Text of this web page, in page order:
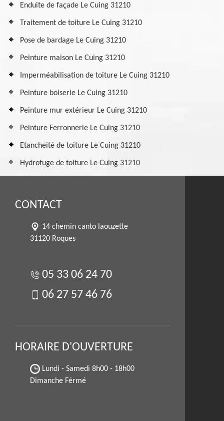
Enduite de façade Le Cuing 31210
Traitement de toiture Le Cuing 31210
Pose de bardage Le Cuing 31210
Peinture maison Le Cuing 31210
Imperméabilisation de toiture Le Cuing 31210
Peinture boiserie Le Cuing 31210
Peinture mur extérieur Le Cuing 31210
Peinture Ferronnerie Le Cuing 31210
Etancheité de toiture Le Cuing 31210
Hydrofuge de toiture Le Cuing 31210
CONTACT
14 chemin canto laouzette
31120 Roques
05 33 06 24 70
06 27 57 46 76
HORAIRE D'OUVERTURE
Lundi - Samedi 8h00 - 18h00
Dimanche Férmé